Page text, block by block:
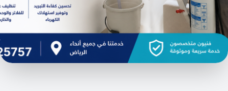
شركة تنظيف وصيانة